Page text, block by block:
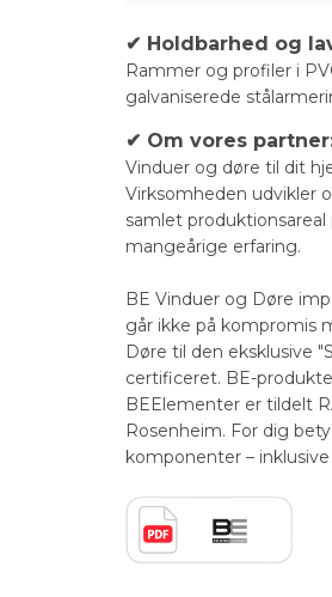
✔ Holdbarhed og
Rammer og profiler i
galvaniserede
✔ Om vores
Vinduer og døre til dit
Virksomheden udvikler
samlet
mangeårige erfaring.
BE Vinduer og Døre
går ikke på kompromis
Døre til den eksklusive
certificeret. BE-
BEElementer er tildelt
Rosenheim. For dig
komponenter –